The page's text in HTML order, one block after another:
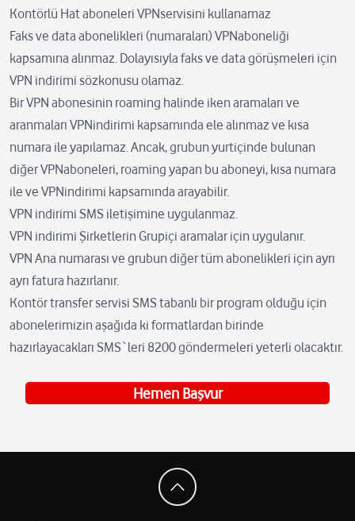
Kontörlü Hat aboneleri VPNservisini kullanamaz
Faks ve data abonelikleri (numaraları) VPNaboneliği
kapsamına alınmaz. Dolayısıyla faks ve data görüşmeleri için
VPN indirimi sözkonusu olamaz.
Bir VPN abonesinin roaming halinde iken aramaları ve
aranmaları VPNindirimi kapsamında ele alınmaz ve kısa
numara ile yapılamaz. Ancak, grubun yurtiçinde bulunan
diğer VPNaboneleri, roaming yapan bu aboneyi, kısa numara
ile ve VPNindirimi kapsamında arayabilir.
VPN indirimi SMS iletişimine uygulanmaz.
VPN indirimi Şirketlerin Grupiçi aramalar için uygulanır.
VPN Ana numarası ve grubun diğer tüm abonelikleri için ayrı
ayrı fatura hazırlanır.
Kontör transfer servisi SMS tabanlı bir program olduğu için
abonelerimizin aşağıda ki formatlardan birinde
hazırlayacakları SMS`leri 8200 göndermeleri yeterli olacaktır.
Hemen Başvur